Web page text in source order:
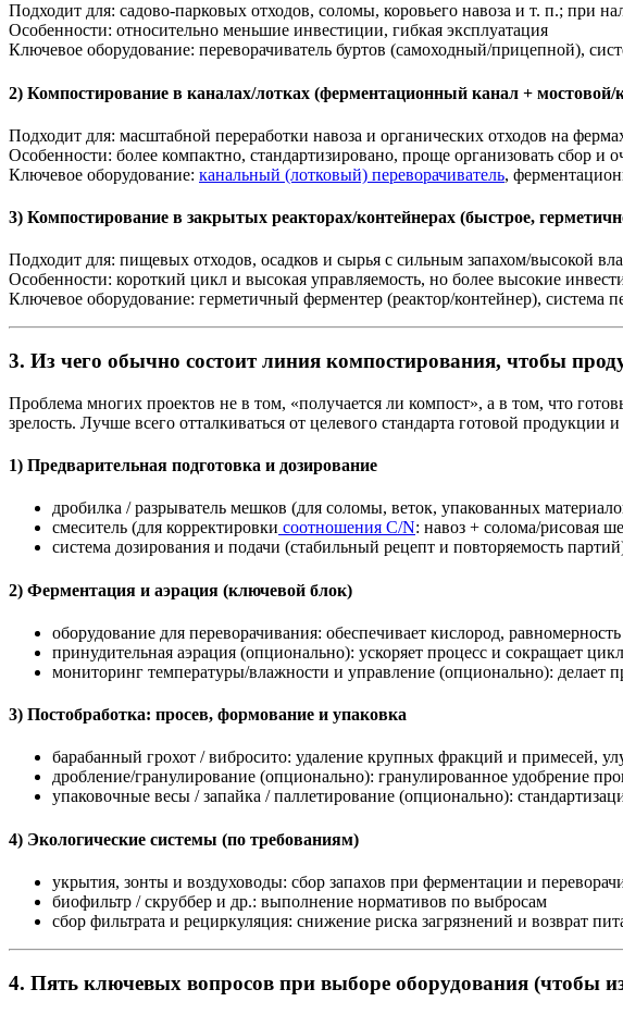
Подходит для: садово-парковых отходов, соломы, коровьего навоза и т. п.; при
Особенности: относительно меньшие инвестиции, гибкая эксплуатация
Ключевое оборудование: переворачиватель буртов (самоходный/прицепной),
2) Компостирование в каналах/лотках (ферментационный канал + мостовой/
Подходит для: масштабной переработки навоза и органических отходов на
Особенности: более компактно, стандартизировано, проще организовать сбор и
Ключевое оборудование: канальный (лотковый) переворачиватель,
3) Компостирование в закрытых реакторах/контейнерах (быстрое,
Подходит для: пищевых отходов, осадков и сырья с сильным запахом/высокой
Особенности: короткий цикл и высокая управляемость, но более высокие
Ключевое оборудование: герметичный ферментер (реактор/контейнер), система
3. Из чего обычно состоит линия компостирования, чтобы
Проблема многих проектов не в том, «получается ли компост», а в том, что
зрелость. Лучше всего отталкиваться от целевого стандарта готовой
1) Предварительная подготовка и дозирование
дробилка / разрыватель мешков (для соломы, веток, упакованных
смеситель (для корректировки соотношения C/N: навоз + солома/рисовая
система дозирования и подачи (стабильный рецепт и повторяемость
2) Ферментация и аэрация (ключевой блок)
оборудование для переворачивания: обеспечивает кислород,
принудительная аэрация (опционально): ускоряет процесс и сокращает цикл
мониторинг температуры/влажности и управление (опционально):
3) Постобработка: просев, формование и упаковка
барабанный грохот / вибросито: удаление крупных фракций и примесей,
дробление/гранулирование (опционально): гранулированное удобрение
упаковочные весы / запайка / паллетирование (опционально):
4) Экологические системы (по требованиям)
укрытия, зонты и воздуховоды: сбор запахов при ферментации и
биофильтр / скруббер и др.: выполнение нормативов по выбросам
сбор фильтрата и рециркуляция: снижение риска загрязнений и возврат
4. Пять ключевых вопросов при выборе оборудования (чтобы